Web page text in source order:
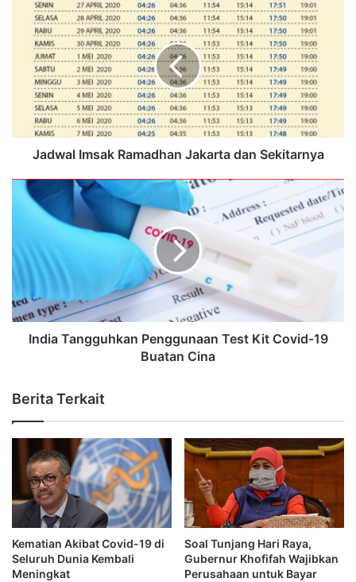
Jadwal Imsak Ramadhan Jakarta dan Sekitarnya
India Tangguhkan Penggunaan Test Kit Covid-19
Buatan Cina
Berita Terkait
Kematian Akibat Covid-19 di
Seluruh Dunia Kembali
Meningkat
Soal Tunjang Hari Raya,
Gubernur Khofifah Wajibkan
Perusahaan untuk Bayar